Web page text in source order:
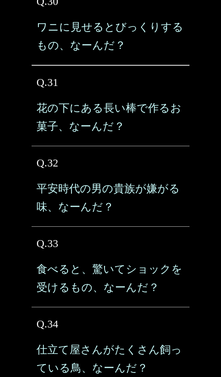
ワニに見せるとびっくりする
もの、なーんだ？
Q.31
花の下にある長い棒で作るお
菓子、なーんだ？
Q.32
平安時代の男の貴族が嫌がる
味、なーんだ？
Q.33
食べると、驚いてショックを
受けるもの、なーんだ？
Q.34
仕立て屋さんがたくさん飼っ
ている鳥、なーんだ？